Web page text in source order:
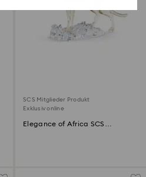
SCS Mitglieder Produkt
Exklusiv online
Elegance of Africa SCS